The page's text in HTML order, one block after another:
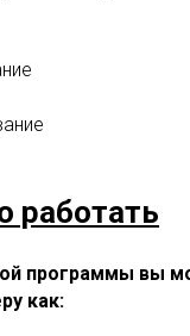
работать
программы вы
как: